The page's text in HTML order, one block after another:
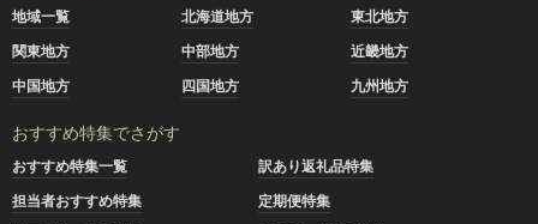
地域一覧 北海道地方
東北地方
関東地方
中部地方
近畿地方
中国地方
四国地方 九州地方
おすすめ特集でさがす
おすすめ特集一覧
訳あり返礼品特集
担当者おすすめ特集
定期便特集